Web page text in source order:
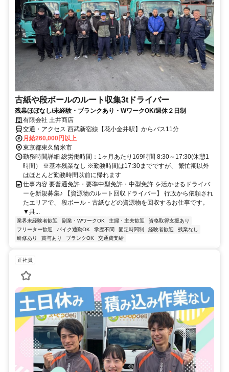
古紙や段ボールのルート収集3tドライバー
残業ほぼなし/未経験・ブランクあり・WワークOK/週休２日制
有限会社 土井商店
交通・アクセス 西武新宿線【花小金井駅】からバス11分
月給260,000円以上
東京都東久留米市
勤務時間詳細 総労働時間：1ヶ月あたり169時間 8:30～17:30(休憩1
時間） ※基本残業なし ※勤務時間は17:30までですが、 繁忙期以外
はほとんど勤務時間以前に帰れます
仕事内容 要普通免許・要準中型免許・中型免許 を活かせるドライバ
ーを新規募集♪ 【資源物のルート回収ドライバー】 行政から依頼され
たエリアで、 段ボール・古紙などの資源物を回収するお仕事です。
▼具...
業界未経験者歓迎 副業・WワークOK 主婦・主夫歓迎
資格取得支援あり
フリーター歓迎
バイク通勤OK 学歴不問 固定時間制 経験者歓迎
残業なし
研修あり
賞与あり ブランクOK 交通費支給
正社員